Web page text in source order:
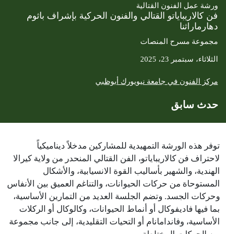
ورشة عمل الفنون القتالية
فن كالاريباياتو القتالي والفنون الحركية بإشراف باثوم
دهارماراثنا
مجموعة مسرح المنصات
الثلاثاء، سبتمبر 23، 2025
مركز الفنون في جامعة نيويورك أبوظبي
حدث سابق
توفر هذه الورشة التمهيدية للمشاركين مدخلاً ديناميكياً
لاحتراف فن كالاريباياتو، الفن القتالي المنحدر من ولاية كيرالا
الهندية، والشهير بأساليب القوة الانسيابية، والأشكال
المستوحاة من حركات الحيوانات، والتناغم العميق بين الأنفاس
وحركات الجسد. وتضم الجلسة العديد من التمارين الأساسية،
بما فيها فاديفوكال أو أنماط الحيوانات، وكالوكال أو الركلات
الأساسية، وفاندامانام أو التحيات التقليدية، إلى جانب مجموعة